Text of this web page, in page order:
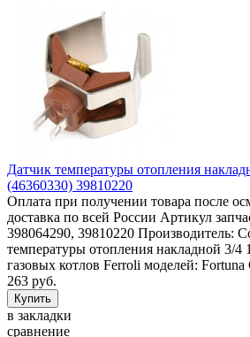
Датчик температуры отопления
(46360330) 39810220
Оплата при получении товара после
доставка по всей России Артикул
398064290, 39810220 Производитель:
температуры отопления накладной 3/4
газовых котлов Ferroli моделей: Fortuna
263 руб.
в закладки
сравнение